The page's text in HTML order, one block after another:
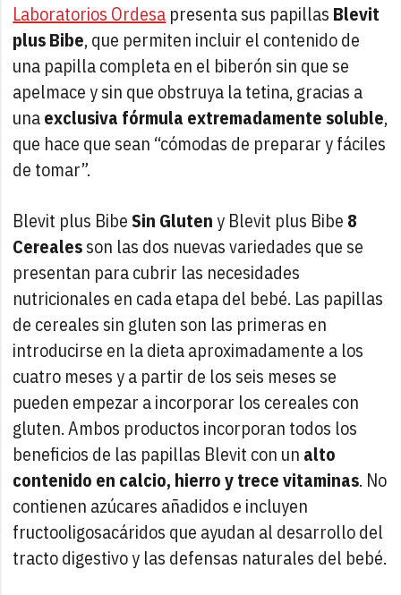
Laboratorios Ordesa presenta sus papillas Blevit
plus Bibe, que permiten incluir el contenido de
una papilla completa en el biberón sin que se
apelmace y sin que obstruya la tetina, gracias a
unaexclusiva fórmula extremadamente soluble,
que hace que sean “cómodas de preparar y fáciles
de tomar”.
Blevit plus BibeSin Gluteny Blevit plus Bibe 8
Cerealesson las dos nuevas variedades que se
presentan para cubrir las necesidades
nutricionales en cada etapa del bebé. Las papillas
de cereales sin gluten son las primeras en
introducirse en la dieta aproximadamente a los
cuatro meses y a partir de los seis meses se
pueden empezar a incorporar los cereales con
gluten. Ambos productos incorporan todos los
beneficios de las papillas Blevit con un alto
contenido en calcio, hierro y trece vitaminas. No
contienen azúcares añadidos e incluyen
fructooligosacáridos que ayudan al desarrollo del
tracto digestivo y las defensas naturales del bebé.